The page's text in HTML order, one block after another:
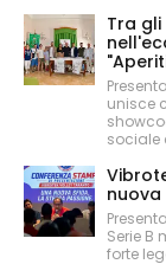
Tra
unisce
sociale
Serie B
forte